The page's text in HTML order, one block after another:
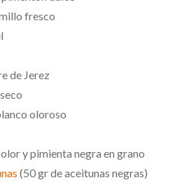
fresco
de Jerez
oloroso
y pimienta negra en grano
(50 gr de aceitunas negras)